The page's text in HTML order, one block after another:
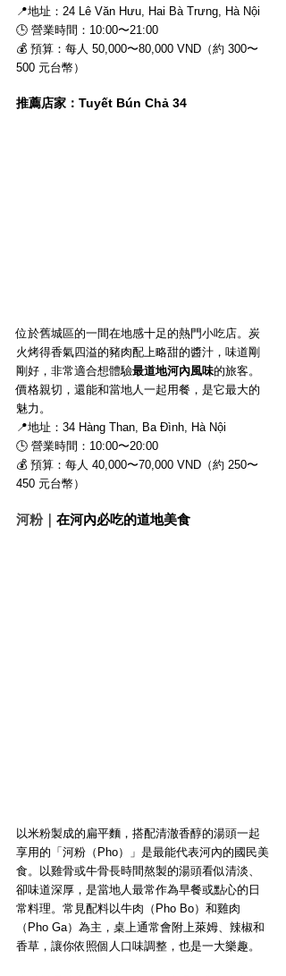
📍地址：24 Lê Văn Hưu, Hai Bà Trưng, Hà Nội
🕒 營業時間：10:00〜21:00
💰 預算：每人 50,000〜80,000 VND（約 300〜
500 元台幣）
推薦店家：Tuyết Bún Chả 34
位於舊城區的一間在地感十足的熱門小吃店。炭
火烤得香氣四溢的豬肉配上略甜的醬汁，味道剛
剛好，非常適合想體驗最道地河內風味的旅客。
價格親切，還能和當地人一起用餐，是它最大的
魅力。
📍地址：34 Hàng Than, Ba Đình, Hà Nội
🕒 營業時間：10:00〜20:00
💰 預算：每人 40,000〜70,000 VND（約 250〜
450 元台幣）
河粉｜ 在河內必吃的道地美食
以米粉製成的扁平麵，搭配清澈香醇的湯頭一起
享用的「河粉（Pho）」是最能代表河內的國民美
食。以雞骨或牛骨長時間熬製的湯頭看似清淡、
卻味道深厚，是當地人最常作為早餐或點心的日
常料理。常見配料以牛肉（Pho Bo）和雞肉
（Pho Ga）為主，桌上通常會附上萊姆、辣椒和
香草，讓你依照個人口味調整，也是一大樂趣。